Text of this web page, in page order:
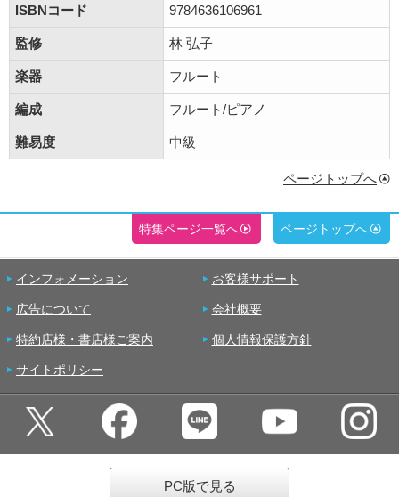
ISBNコード 9784636106961
監修 林 弘子
楽器 フルート
編成 フルート/ピアノ
難易度 中級
ページトップへ
特集ページ一覧へ ページトップへ
インフォメーション お客様サポート
広告について 会社概要
特約店様・書店様ご案内 個人情報保護方針
サイトポリシー
PC版で見る